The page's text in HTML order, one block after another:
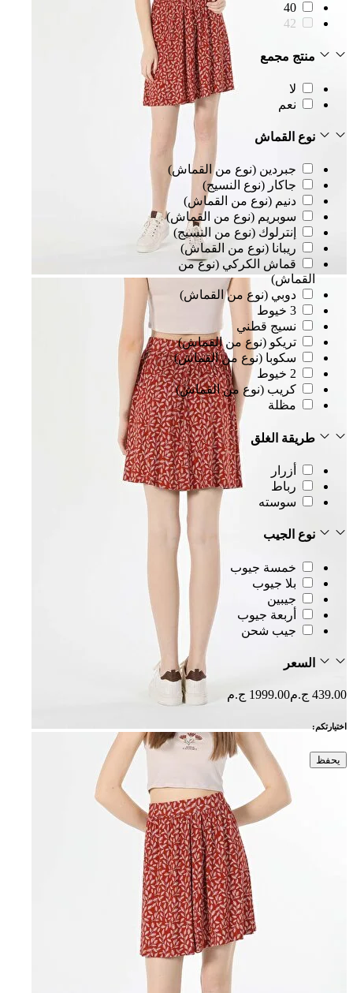
40
42
منتج مجمع
لا
نعم
نوع القماش
جبردين (نوع من القماش)
جاكار (نوع النسيج)
دنيم (نوع من القماش)
سوبريم (نوع من القماش)
إنترلوك (نوع من النسيج)
ريبانا (نوع من القماش)
قماش الكركي (نوع من
القماش)
دوبي (نوع من القماش)
3 خيوط
نسيج قطني
تريكو (نوع من القماش)
سكوبا (نوع من القماش)
2 خيوط
كريب (نوع من القماش)
مظلة
طريقة الغلق
أزرار
رباط
سوسته
نوع الجيب
خمسة جيوب
بلا جيوب
جيبين
أربعة جيوب
جيب شحن
السعر
439.00 ج.م 1999.00 ج.م
اختيارتكم:
يحفظ